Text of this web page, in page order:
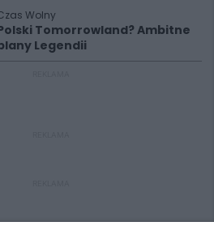
Wolny
Tomorrowland? Ambitne
Legendii